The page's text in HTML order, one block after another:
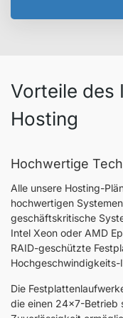
Vorteile des
Hosting
Hochwertige
Alle unsere Hosting-
hochwertigen
geschäftskritische
Intel Xeon oder AMD
RAID-geschützte
Die
die einen 24x7-Betrieb